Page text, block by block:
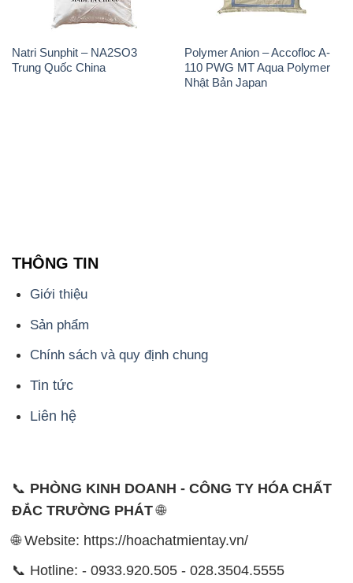
Natri Sunphit – NA2SO3
Trung Quốc China
Polymer Anion – Accofloc A-
110 PWG MT Aqua Polymer
Nhật Bản Japan
THÔNG TIN
Giới thiệu
Sản phẩm
Chính sách và quy định chung
Tin tức
Liên hệ
📞 PHÒNG KINH DOANH - CÔNG TY HÓA CHẤT
ĐẮC TRƯỜNG PHÁT🌐
🌐 Website: https://hoachatmientay.vn/
📞 Hotline: - 0933.920.505 - 028.3504.5555